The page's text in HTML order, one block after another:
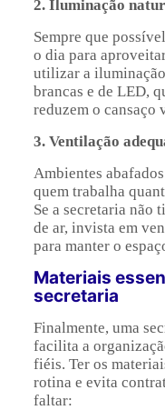
2. Iluminação
Sempre que
o dia para
utilizar a
brancas e de LED,
reduzem o cansaço
3. Ventilação
Ambientes
quem trabalha
Se a secretaria não
de ar, invista em
para manter o
Materiais
secretaria
Finalmente, uma
facilita a
fiéis. Ter os
rotina e evita
faltar: